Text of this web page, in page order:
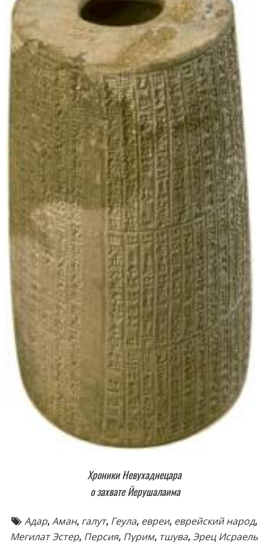
Хроники Невухаднецара
о захвате Йерушалаима
Адар,Аман, галут, Геула, евреи, еврейский народ,
Мегилат Эстер, Персия, Пурим, тшува,Эрец Исраель